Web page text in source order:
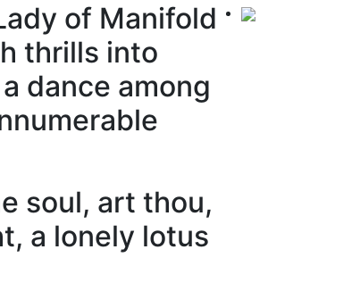
of Manifold
thrills into
dance among
soul, art thou,
a lonely lotus